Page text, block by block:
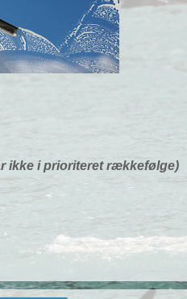
ikke i prioriteret rækkefølge)